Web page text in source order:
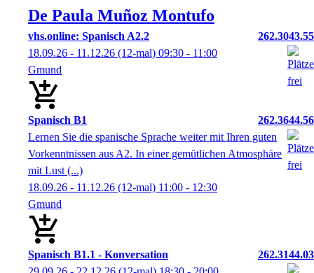
De Paula Muñoz Montufo
vhs.online: Spanisch A2.2
262.3043.55
18.09.26 - 11.12.26 (12-mal) 09:30 - 11:00
Gmund
Spanisch B1
262.3644.56
Lernen Sie die spanische Sprache weiter mit Ihren guten
Vorkenntnissen aus A2. In einer gemütlichen Atmosphäre
mit Lust (...)
18.09.26 - 11.12.26 (12-mal) 11:00 - 12:30
Gmund
Spanisch B1.1 - Konversation
262.3144.03